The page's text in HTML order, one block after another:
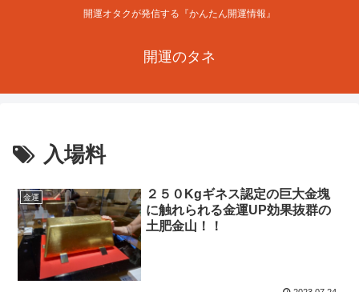
開運オタクが発信する『かんたん開運情報』
開運のタネ
入場料
金運
２５０Kgギネス認定の巨大金塊
に触れられる金運UP効果抜群の
土肥金山！！